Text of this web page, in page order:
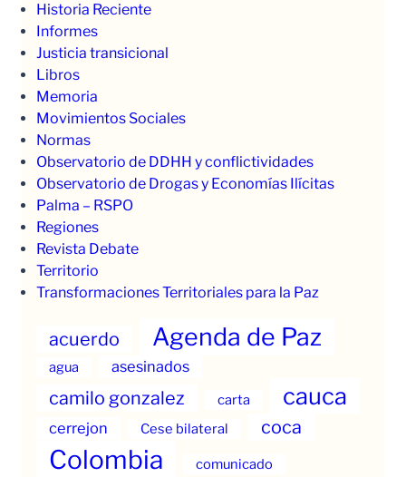
Historia Reciente
Informes
Justicia transicional
Libros
Memoria
Movimientos Sociales
Normas
Observatorio de DDHH y conflictividades
Observatorio de Drogas y Economías Ilícitas
Palma – RSPO
Regiones
Revista Debate
Territorio
Transformaciones Territoriales para la Paz
acuerdo Agenda de Paz
agua asesinados
camilo gonzalez carta cauca
cerrejon Cese bilateral coca
Colombia comunicado